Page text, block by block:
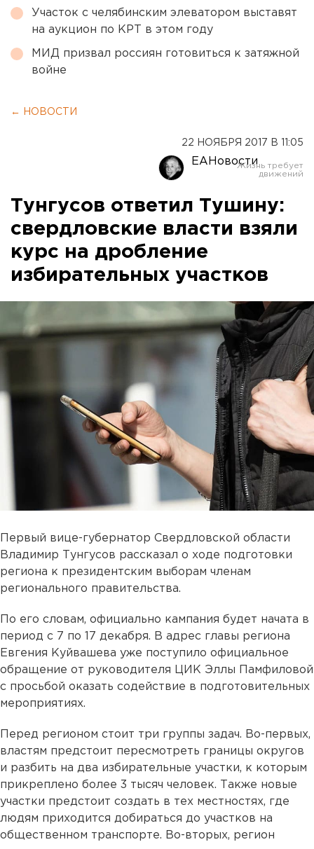
Участок с челябинским элеватором выставят
на аукцион по КРТ в этом году
МИД призвал россиян готовиться к затяжной
войне
← НОВОСТИ
22 НОЯБРЯ 2017 В 11:05
ЕАНовости
Тунгусов ответил Тушину:
свердловские власти взяли
курс на дробление
избирательных участков
Первый вице-губернатор Свердловской области
Владимир Тунгусов рассказал о ходе подготовки
региона к президентским выборам членам
регионального правительства.
По его словам, официально кампания будет начата в
период с 7 по 17 декабря. В адрес главы региона
Евгения Куйвашева уже поступило официальное
обращение от руководителя ЦИК Эллы Памфиловой
с просьбой оказать содействие в подготовительных
мероприятиях.
Перед регионом стоит три группы задач. Во-первых,
властям предстоит пересмотреть границы округов
и разбить на два избирательные участки, к которым
прикреплено более 3 тысяч человек. Также новые
участки предстоит создать в тех местностях, где
людям приходится добираться до участков на
общественном транспорте. Во-вторых, регион